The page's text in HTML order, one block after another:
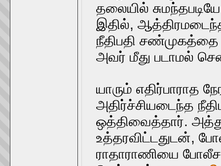
தலையில்
இதில்,
நீதிபதி சண்முகத்தை
அவர் மீது படாமல்
யாரும் எதிர்பாராத
அதிர்ச்சியடைந்த
ஒத்திவைத்தார்.
உத்தரவிட்டதுடன்,
ராதாராணியை